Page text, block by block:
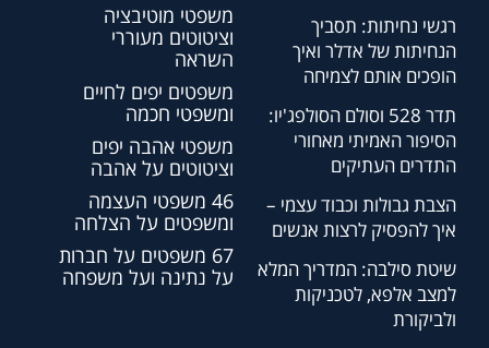
רגשי נחיתות: תסביך
הנחיתות של אדלר ואיך
הופכים אותם לצמיחה
תדר 528 וסולם הסולפג'יו:
הסיפור האמיתי מאחורי
התדרים העתיקים
הצבת גבולות וכבוד עצמי –
איך להפסיק לרצות אנשים
שיטת סילבה: המדריך המלא
למצב אלפא, לטכניקות
ולביקורת
משפטי מוטיבציה
וציטוטים מעוררי
השראה
משפטים יפים לחיים
ומשפטי חכמה
משפטי אהבה יפים
וציטוטים על אהבה
46 משפטי העצמה
ומשפטים על הצלחה
67 משפטים על חברות
על נתינה ועל משפחה